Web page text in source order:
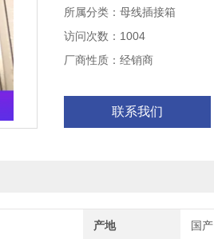
适用于不同导体配置系统。
所属分类：母线插接箱
访问次数：1004
厂商性质：经销商
联系我们
产地 国产